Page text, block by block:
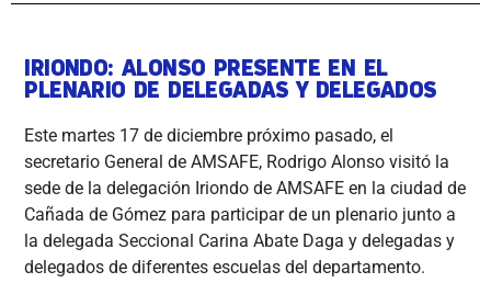
IRIONDO: ALONSO PRESENTE EN EL
PLENARIO DE DELEGADAS Y DELEGADOS
Este martes 17 de diciembre próximo pasado, el
secretario General de AMSAFE, Rodrigo Alonso visitó la
sede de la delegación Iriondo de AMSAFE en la ciudad de
Cañada de Gómez para participar de un plenario junto a
la delegada Seccional Carina Abate Daga y delegadas y
delegados de diferentes escuelas del departamento.